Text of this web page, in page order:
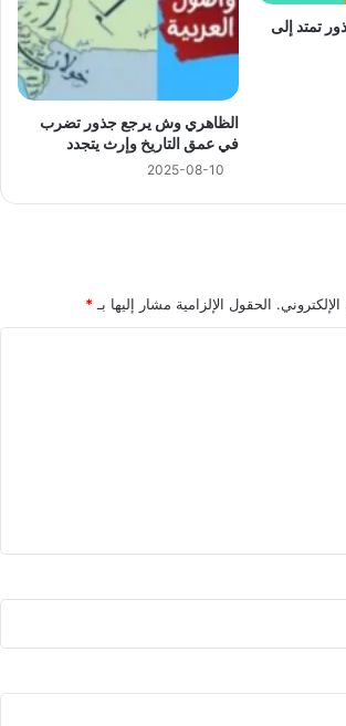
تمتد إلى
الظاهري وش يرجع جذور تضرب
في عمق التاريخ وإرث يتجدد
2025-08-10
الحقول الإلزامية مشار إليها بـ *